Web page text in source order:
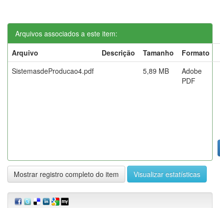
Arquivos associados a este item:
Arquivo
Descrição Tamanho
Formato
SistemasdeProducao4.pdf
5,89 MB
Adobe
PDF
Mostrar registro completo do item Visualizar estatísticas